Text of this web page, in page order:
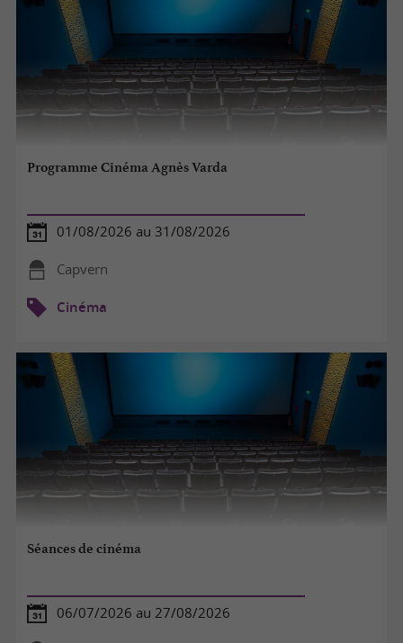
Programme Cinéma Agnès Varda
01/08/2026 au 31/08/2026
Capvern
Cinéma
Séances de cinéma
06/07/2026 au 27/08/2026